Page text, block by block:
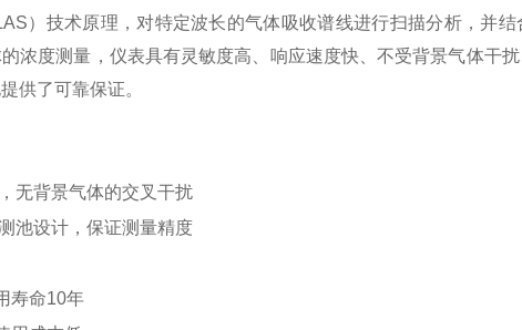
）技术原理，对特定波长的气体吸收谱线进行扫描分析，并
浓度测量，仪表具有灵敏度高、响应速度快、不受背景气体干
供了可靠保证。
背景气体的交叉干扰
设计，保证测量精度
命10年